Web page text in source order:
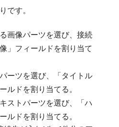
です。
画像パーツを選び、接続
」フィールドを割り当て
ーツを選び、「タイトル
ルドを割り当てる。
ストパーツを選び、「ハ
ルドを割り当てる。